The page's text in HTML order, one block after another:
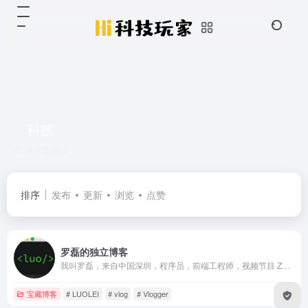
排序 发布 更新 浏览 点赞
罗磊的独立博客
宝藏博客 # LUOLEI # vlog # Vlogger